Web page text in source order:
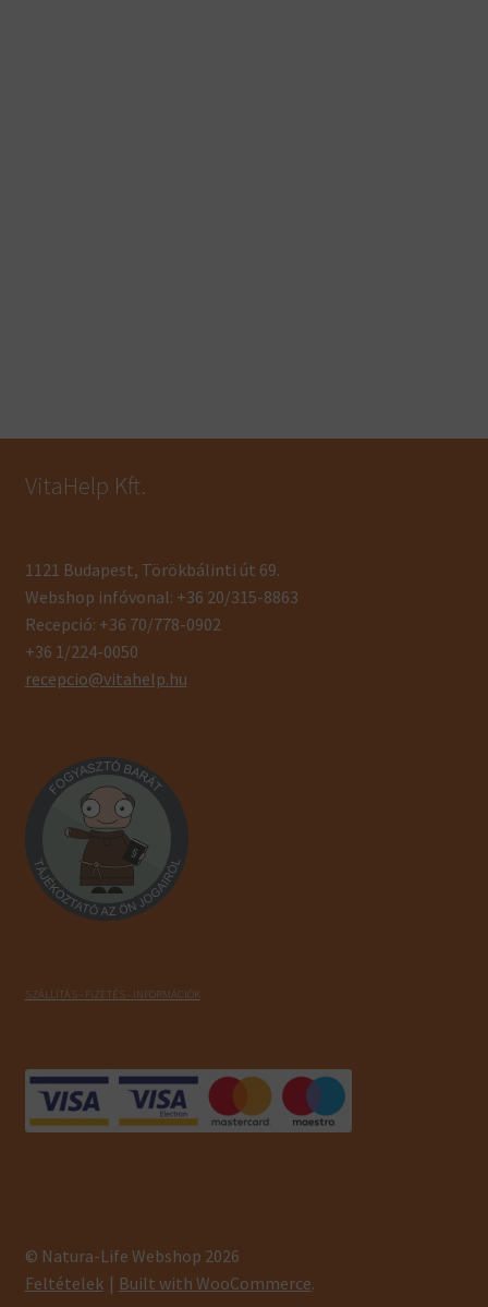
VitaHelp Kft.
1121 Budapest, Törökbálinti út 69.
Webshop infóvonal: +36 20/315-8863
Recepció: +36 70/778-0902
+36 1/224-0050
recepcio@vitahelp.hu
SZÁLLÍTÁS - FIZETÉS - INFORMÁCIÓK
© Natura-Life Webshop 2026
Feltételek
Built with WooCommerce.